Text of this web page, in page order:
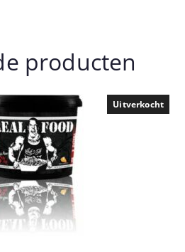
producten
Uitverkocht